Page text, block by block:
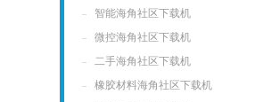
智能海角社区下载机
微控海角社区下载机
二手海角社区下载机
橡胶材料海角社区下载机